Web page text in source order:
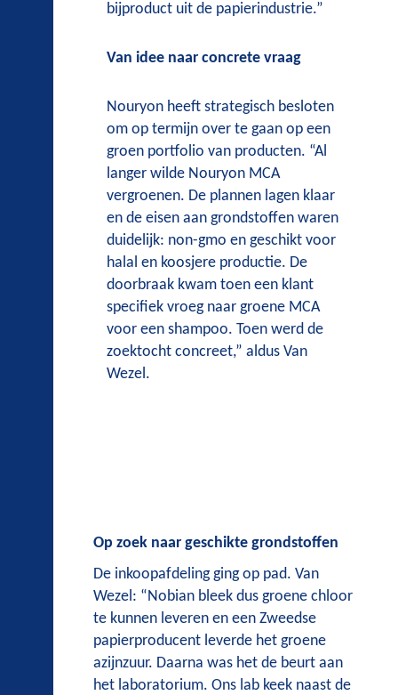
bijproduct uit de papierindustrie.”
Van idee naar concrete vraag
Nouryon heeft strategisch besloten
om op termijn over te gaan op een
groen portfolio van producten. “Al
langer wilde Nouryon MCA
vergroenen. De plannen lagen klaar
en de eisen aan grondstoffen waren
duidelijk: non-gmo en geschikt voor
halal en koosjere productie. De
doorbraak kwam toen een klant
specifiek vroeg naar groene MCA
voor een shampoo. Toen werd de
zoektocht concreet,” aldus Van
Wezel.
Op zoek naar geschikte grondstoffen
De inkoopafdeling ging op pad. Van
Wezel: “Nobian bleek dus groene chloor
te kunnen leveren en een Zweedse
papierproducent leverde het groene
azijnzuur. Daarna was het de beurt aan
het laboratorium. Ons lab keek naast de